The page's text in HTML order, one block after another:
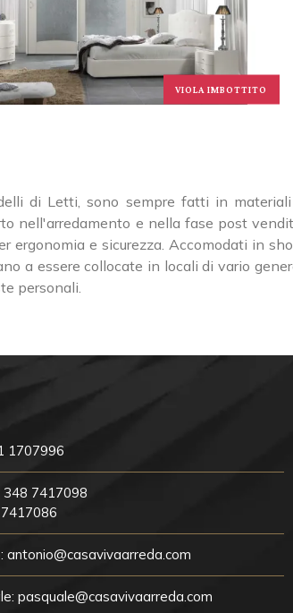
VIOLA IMBOTTITO
di Letti, sono sempre fatti in
nell'arredamento e nella fase post
e sicurezza. Accomodati in
a essere collocate in locali di vario
personali.
1707996
348 7417098
antonio@casavivaarreda.com
pasquale@casavivaarreda.com